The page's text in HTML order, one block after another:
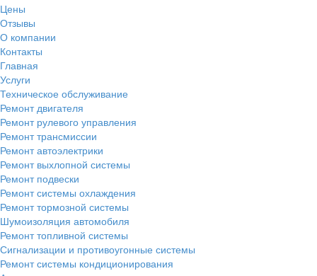
Цены
Отзывы
О компании
Контакты
Главная
Услуги
Техническое обслуживание
Ремонт двигателя
Ремонт рулевого управления
Ремонт трансмиссии
Ремонт автоэлектрики
Ремонт выхлопной системы
Ремонт подвески
Ремонт системы охлаждения
Ремонт тормозной системы
Шумоизоляция автомобиля
Ремонт топливной системы
Сигнализации и противоугонные системы
Ремонт системы кондиционирования